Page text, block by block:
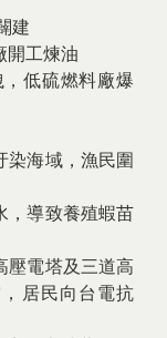
建
開工煉油
，低硫燃料廠爆
染海域，漁民圍
，導致養殖蝦苗
壓電塔及三道高
居民向台電抗